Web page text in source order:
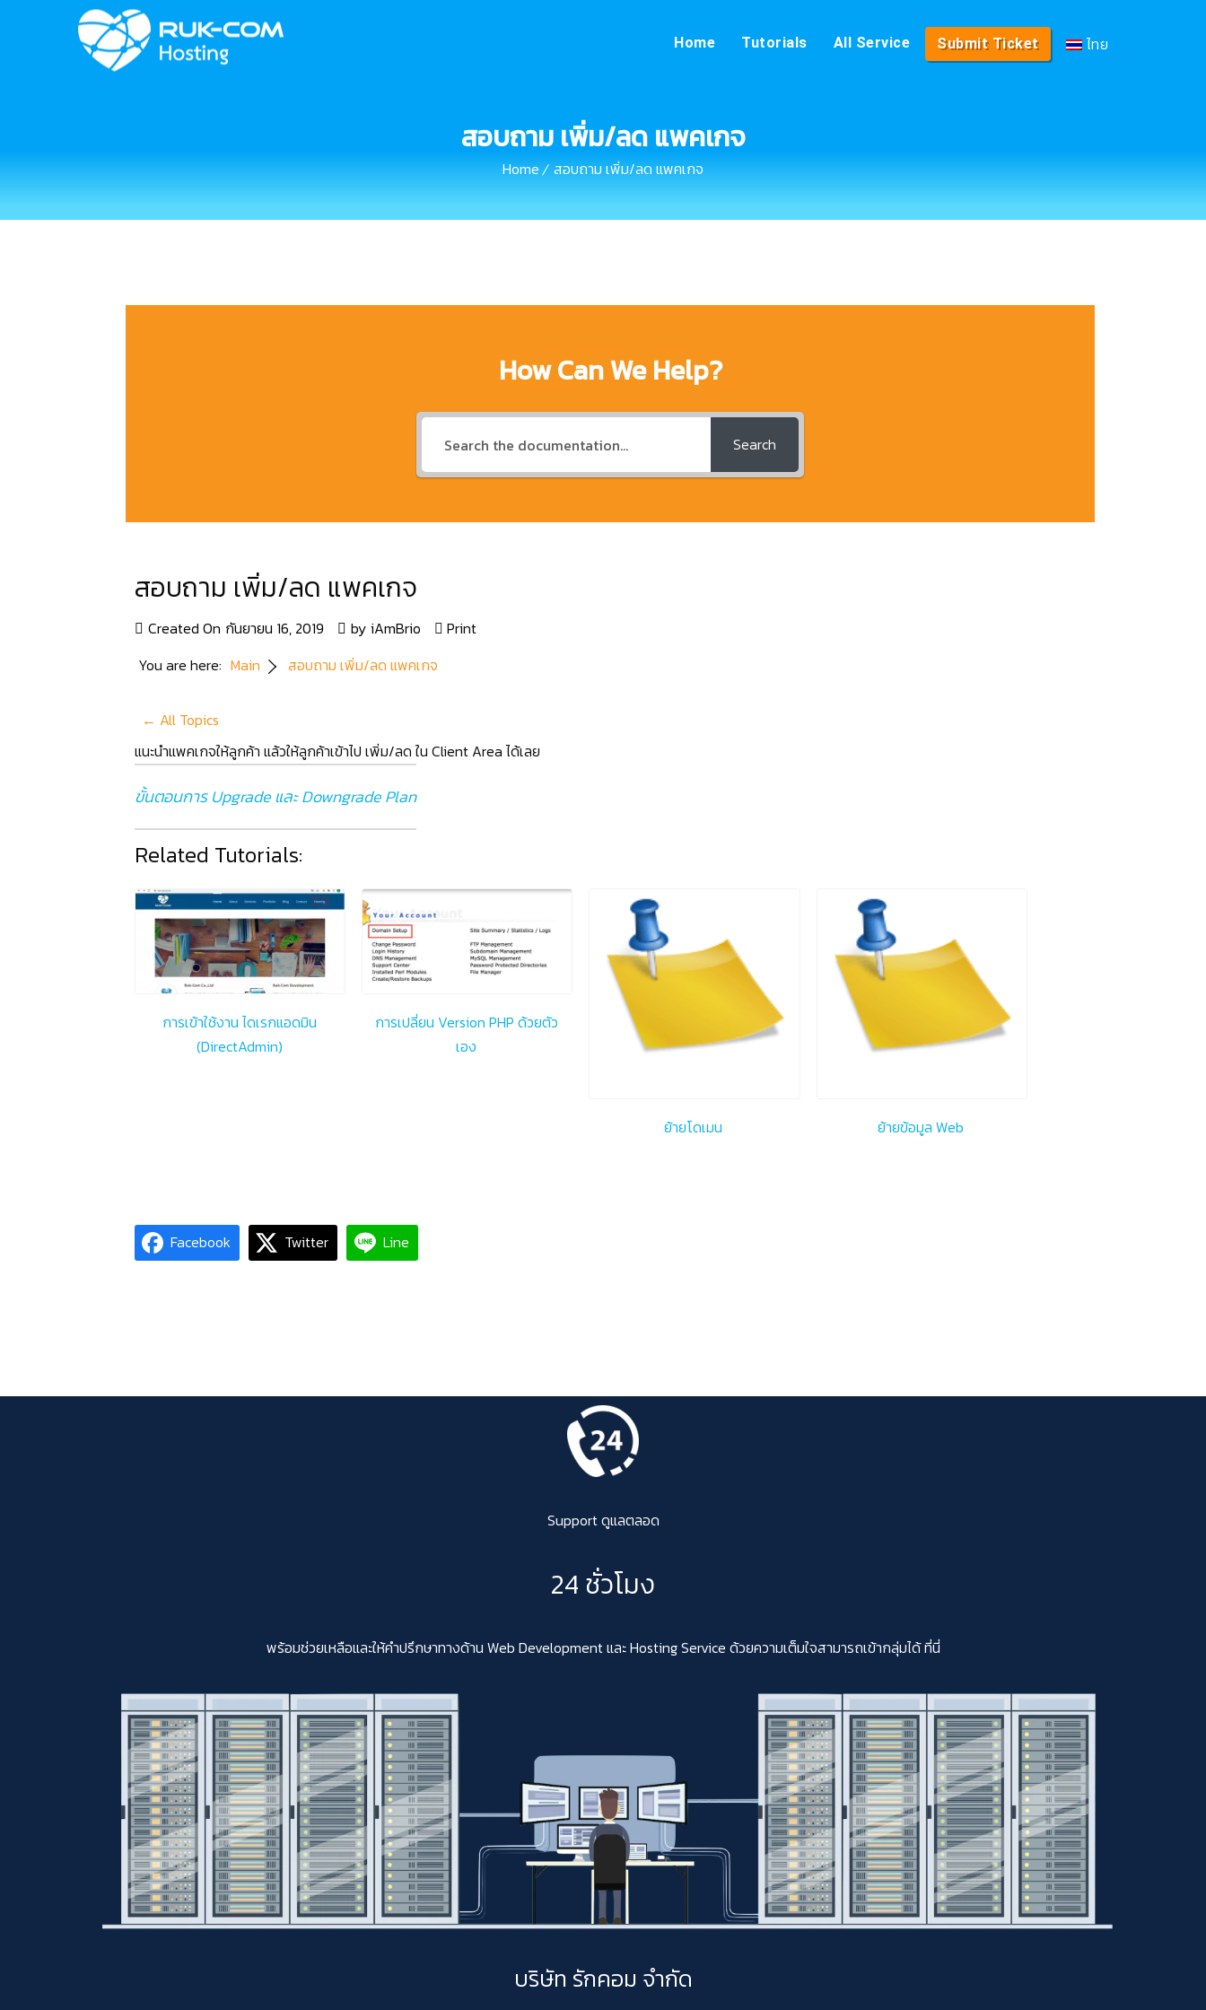
Home Tutorials All Service Submit Ticket ไทย
สอบถาม เพิ่ม/ลด แพคเกจ
Home สอบถาม เพิ่ม/ลด แพคเกจ
How Can We Help?
Search
สอบถาม เพิ่ม/ลด แพคเกจ
Created On กันยายน 16, 2019 by iAmBrio
Print
You are here: Main สอบถาม เพิ่ม/ลด แพคเกจ
← All Topics
แนะนำแพคเกจให้ลูกค้า แล้วให้ลูกค้าเข้าไป เพิ่ม/ลด ใน Client Area ได้เลย
ขั้นตอนการ Upgrade และ Downgrade Plan
Related Tutorials:
การเข้าใช้งาน ไดเรกแอดมิน
(DirectAdmin)
การเปลี่ยน Version PHP ด้วยตัว
เอง
ย้ายโดเมน ย้ายข้อมูล Web
Facebook Twitter Line
Support ดูแลตลอด
24 ชั่วโมง
พร้อมช่วยเหลือและให้คำปรึกษาทางด้าน Web Development และ Hosting Service ด้วยความเต็มใจสามารถเข้ากลุ่มได้ ที่นี่
บริษัท รักคอม จำกัด